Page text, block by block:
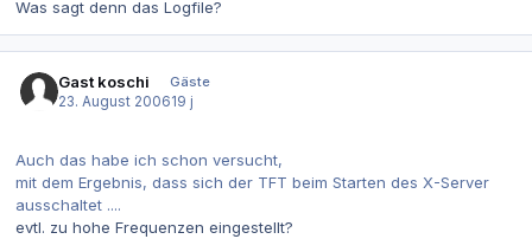
Was sagt denn das Logfile?
Gast koschi
Gäste
23. August 200619 j
Auch das habe ich schon versucht,
mit dem Ergebnis, dass sich der TFT beim Starten des X-Server
ausschaltet ....
evtl. zu hohe Frequenzen eingestellt?